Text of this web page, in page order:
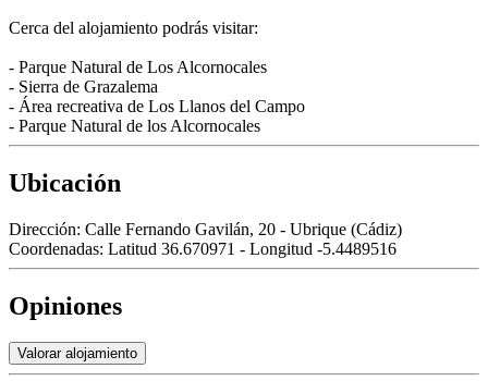
Cerca del alojamiento podrás visitar:
- Parque Natural de Los Alcornocales
- Sierra de Grazalema
- Área recreativa de Los Llanos del Campo
- Parque Natural de los Alcornocales
Ubicación
Dirección: Calle Fernando Gavilán, 20 - Ubrique (Cádiz)
Coordenadas: Latitud 36.670971 - Longitud -5.4489516
Opiniones
Valorar alojamiento